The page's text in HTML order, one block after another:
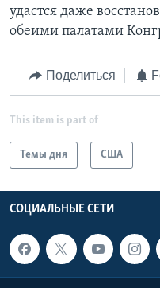
удастся даже
обеими палатами
Поделиться
This item is part of
Темы дня США
СОЦИАЛЬНЫЕ СЕТИ